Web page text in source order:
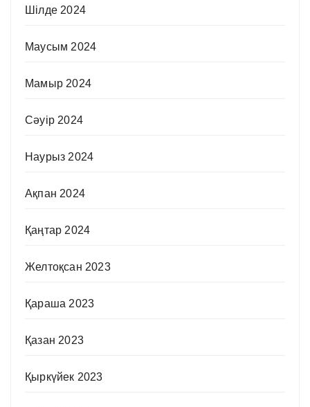
Шілде 2024
Маусым 2024
Мамыр 2024
Сәуір 2024
Наурыз 2024
Ақпан 2024
Қаңтар 2024
Желтоқсан 2023
Қараша 2023
Қазан 2023
Қыркүйек 2023